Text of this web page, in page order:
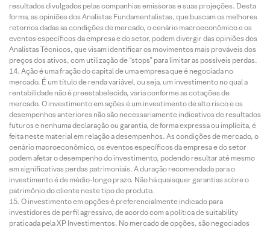
resultados divulgados pelas companhias emissoras e suas projeções. Desta
forma, as opiniões dos Analistas Fundamentalistas, que buscam os melhores
retornos dadas as condições de mercado, o cenário macroeconômico e os
eventos específicos da empresa e do setor, podem divergir das opiniões dos
Analistas Técnicos, que visam identificar os movimentos mais prováveis dos
preços dos ativos, com utilização de “stops” para limitar as possíveis perdas.
Ação é uma fração do capital de uma empresa que é negociada no
mercado. É um título de renda variável, ou seja, um investimento no qual a
rentabilidade não é preestabelecida, varia conforme as cotações de
mercado. O investimento em ações é um investimento de alto risco e os
desempenhos anteriores não são necessariamente indicativos de resultados
futuros e nenhuma declaração ou garantia, de forma expressa ou implícita, é
feita neste material em relação a desempenhos. As condições de mercado, o
cenário macroeconômico, os eventos específicos da empresa e do setor
podem afetar o desempenho do investimento, podendo resultar até mesmo
em significativas perdas patrimoniais. A duração recomendada para o
investimento é de médio-longo prazo. Não há quaisquer garantias sobre o
patrimônio do cliente neste tipo de produto.
O investimento em opções é preferencialmente indicado para
investidores de perfil agressivo, de acordo com a política de suitability
praticada pela XP Investimentos. No mercado de opções, são negociados